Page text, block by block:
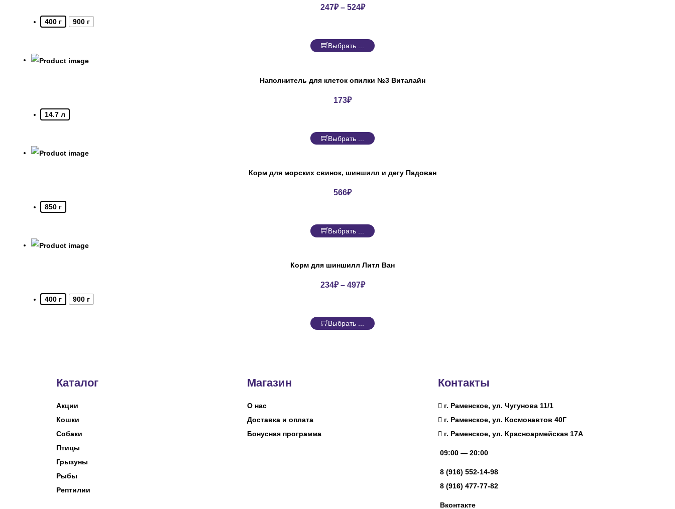
247₽– 524₽
400 г 900 г
Выбрать ...
Наполнитель для клеток опилки №3 Виталайн
173₽
14.7 л
Выбрать ...
Корм для морских свинок, шиншилл и дегу Падован
566₽
850 г
Выбрать ...
Корм для шиншилл Литл Ван
234₽– 497₽
400 г 900 г
Выбрать ...
Каталог
Акции
Кошки
Собаки
Птицы
Грызуны
Рыбы
Рептилии
Магазин
О нас
Доставка и оплата
Бонусная программа
Контакты
г. Раменское, ул. Чугунова 11/1
г. Раменское, ул. Космонавтов 40Г
г. Раменское, ул. Красноармейская 17А
09:00 — 20:00
8 (916) 552-14-98
8 (916) 477-77-82
Вконтакте